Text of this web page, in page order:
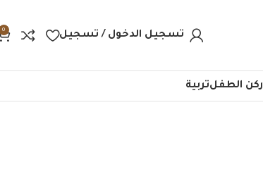
تسجيل الدخول / تسجيل 0
ركن الطفلتربية